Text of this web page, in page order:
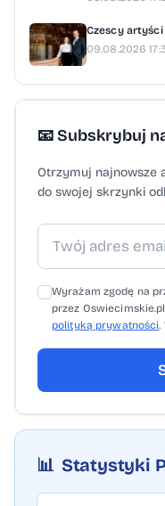
Czescy
09.08.2026
📧 Subskrybuj
Otrzymuj najnowsze
do swojej skrzynki
Wyrażam zgodę na
przez
polityką prywatności
📊 Statystyki